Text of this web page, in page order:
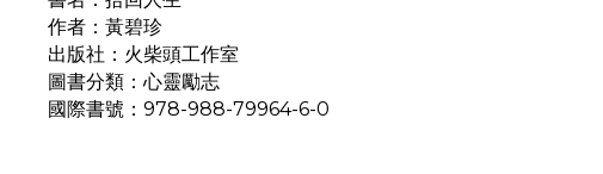
作者：黃碧珍
出版社：火柴頭工作室
圖書分類：心靈勵志
國際書號：978-988-79964-6-0